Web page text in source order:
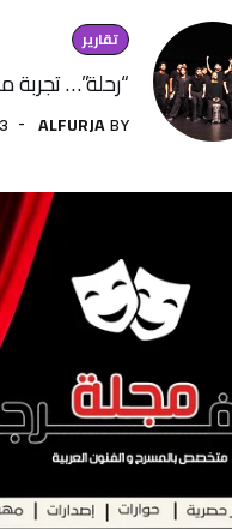
“رحلة”… تجربة مسرحية
BY
ALFURJA 3 أغسطس، 2026